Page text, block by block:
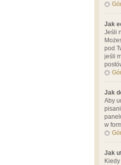
Jak
Jeśli
pod
jeśli
Jak
Aby
w
Jak